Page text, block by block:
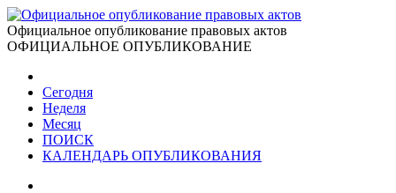
Официальное опубликование правовых актов
ОФИЦИАЛЬНОЕ ОПУБЛИКОВАНИЕ
Сегодня
Неделя
Месяц
ПОИСК
КАЛЕНДАРЬ ОПУБЛИКОВАНИЯ